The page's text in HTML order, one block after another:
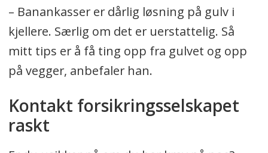
– Banankasser er dårlig løsning på gulv i
kjellere. Særlig om det er uerstattelig. Så
mitt tips er å få ting opp fra gulvet og opp
på vegger, anbefaler han.
Kontakt forsikringsselskapet
raskt